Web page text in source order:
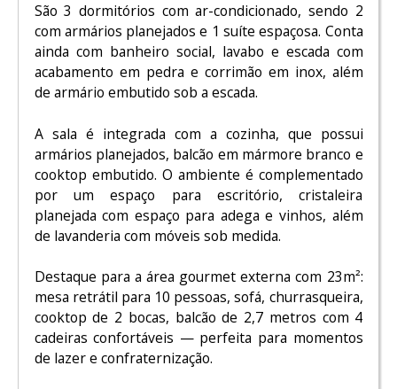
São 3 dormitórios com ar-condicionado, sendo 2
com armários planejados e 1 suíte espaçosa. Conta
ainda com banheiro social, lavabo e escada com
acabamento em pedra e corrimão em inox, além
de armário embutido sob a escada.
A sala é integrada com a cozinha, que possui
armários planejados, balcão em mármore branco e
cooktop embutido. O ambiente é complementado
por um espaço para escritório, cristaleira
planejada com espaço para adega e vinhos, além
de lavanderia com móveis sob medida.
Destaque para a área gourmet externa com 23m²:
mesa retrátil para 10 pessoas, sofá, churrasqueira,
cooktop de 2 bocas, balcão de 2,7 metros com 4
cadeiras confortáveis — perfeita para momentos
de lazer e confraternização.